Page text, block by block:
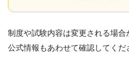
制度や試験内容は変更される場
公式情報もあわせて確認してくだ